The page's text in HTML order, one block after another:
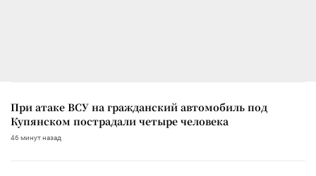
При атаке ВСУ на гражданский автомобиль под
Купянском пострадали четыре человека
46 минут назад